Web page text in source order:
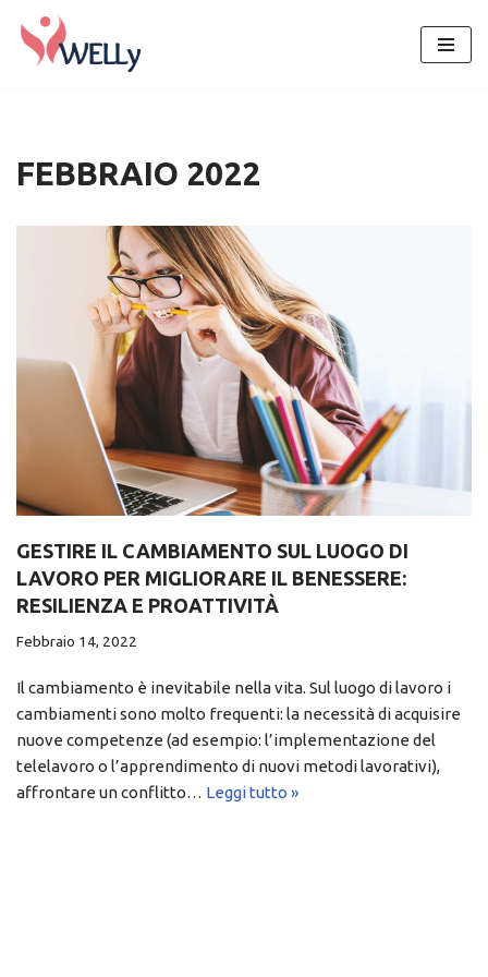
Vai
FEBBRAIO 2022
GESTIRE IL CAMBIAMENTO SUL LUOGO DI
LAVORO PER MIGLIORARE IL BENESSERE:
RESILIENZA E PROATTIVITÀ
Febbraio 14, 2022
Il cambiamento è inevitabile nella vita. Sul luogo di lavoro i
cambiamenti sono molto frequenti: la necessità di acquisire
nuove competenze (ad esempio: l’implementazione del
telelavoro o l’apprendimento di nuovi metodi lavorativi),
affrontare un conflitto… Leggi tutto »